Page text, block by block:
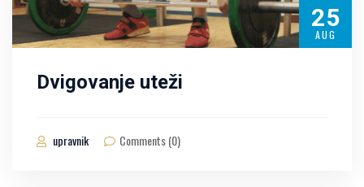
25
AUG
Dvigovanje uteži
upravnik Comments (0)